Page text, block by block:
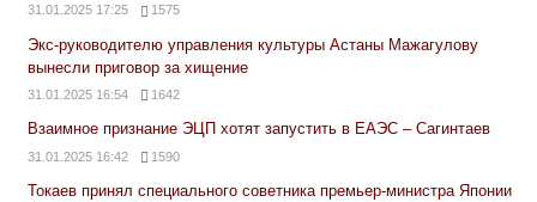
31.01.2025 17:25 1575
Экс-руководителю управления культуры Астаны Мажагулову
вынесли приговор за хищение
31.01.2025 16:54 1642
Взаимное признание ЭЦП хотят запустить в ЕАЭС – Сагинтаев
31.01.2025 16:42 1590
Токаев принял специального советника премьер-министра Японии